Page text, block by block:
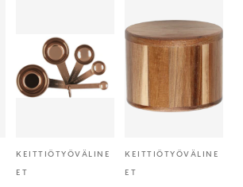
KEITTIÖTYÖVÄLINE
ET
KEITTIÖTYÖVÄLINE
ET